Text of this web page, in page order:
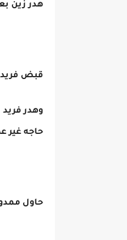
هدر زين
قبض فريد
وهدر
حاجه غير
حاول